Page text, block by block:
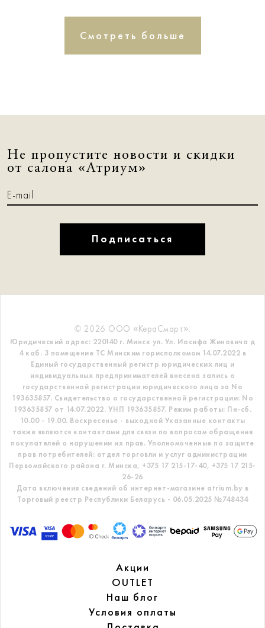
Смотреть больше
Не пропустите новости и скидки
от салона «Атриум»
Подписаться
© 2026 ООО «КераСмарт».
Юридический адрес: 220140 г. Минск ул. Ул. Иосифа Жиновича д
4 каб. 3 помещение ТС Минским горисполкомом 14.07.2022 в
Единый государственный регистр юридических лиц и
индивидуальных предпринимателей внесена запись о
государственной регистрации юридического лица за No
193635857. Свидетельство о государственной регистрации: No
193635857 от 14.07.2022. УНП 193635857. Режим работы: Пн-сб.
10.00 - 19.00. Воскресенье - выходной Указанные контакты
также являются контактами для связи по вопросам обращения
покупателей о нарушении их прав. Уполномоченные по защите
прав потребителей: отдел торговли и услуг администрации
Первомайского района г. Минска, +375 17 215-17-40, +375 17 215-
26-26
Дата включения сведений об интернет-магазине atrium.by в
Торговый реестр Республики Беларусь - 06.05.2025 №748434
Акции
OUTLET
Наш блог
Условия оплаты